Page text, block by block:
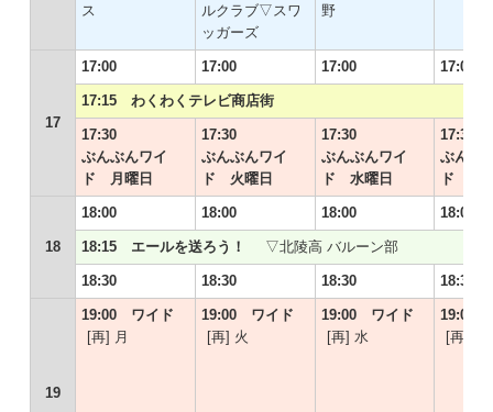
ス
ルクラブ▽スワ
ッガーズ
野
17
17:00 17:00 17:00 17:00
17:15 わくわくテレビ商店街
17:30
ぶんぶんワイ
ド 月曜日
17:30
ぶんぶんワイ
ド 火曜日
17:30
ぶんぶんワイ
ド 水曜日
17:30
ぶんぶ
ド 木
18
18:00 18:00 18:00 18:00
18:15 エールを送ろう！ ▽北陵高 バルーン部
18:30 18:30 18:30 18:30
19
19:00 ワイド
[再] 月
19:00 ワイド
[再] 火
19:00 ワイド
[再] 水
19:00
[再] 木